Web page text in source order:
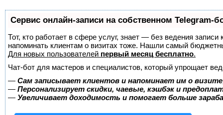
Сервис онлайн-записи на собственном Telegram-
Тот, кто работает в сфере услуг, знает — без ведения
напоминать клиентам о визитах тоже. Нашли самый
Для новых пользователей первый месяц бесплатно.
Чат-бот для мастеров и специалистов, который упрощает
— Сам записывает клиентов и напоминает им о
— Персонализирует скидки, чаевые, кэшбэк и
— Увеличивает доходимость и помогает больше